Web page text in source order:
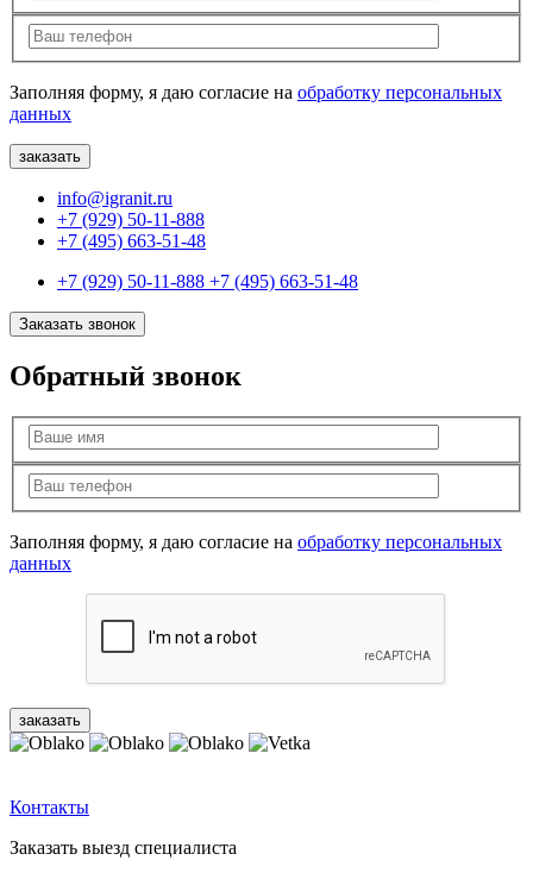
Заполняя форму, я даю согласие на обработку персональных
данных
info@igranit.ru
+7 (929) 50-11-888
+7 (495) 663-51-48
+7 (929) 50-11-888 +7 (495) 663-51-48
Заказать звонок
Обратный звонок
Заполняя форму, я даю согласие на обработку персональных
данных
Контакты
Заказать выезд специалиста